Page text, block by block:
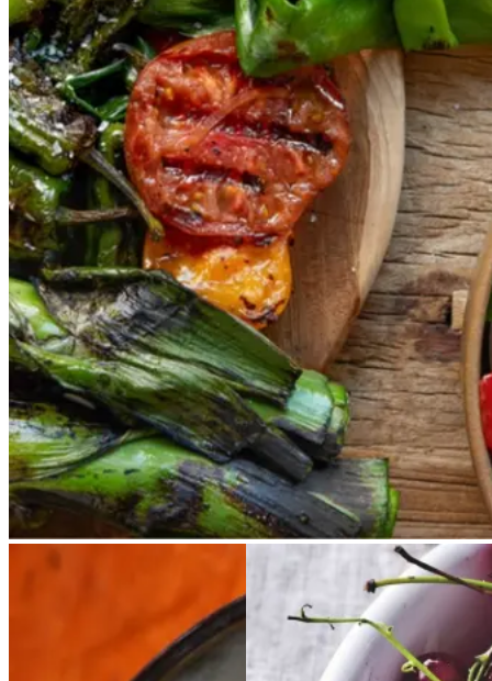
Gem opskrift
Vegansk
Vegetarisk
Vores version af den traditionelle
salat empedrat fra det catalanske
køkken. Spis den med brød som
en let frokost eller i et større
måltid som her. Salbitxada minder
noget om en anden ligeledes
catalansk sauce, romesco. I
Catalonien spises den til såkaldte
calcots, der er små porrelignende
løg. Dem griller man helt sorte, så
fjerner man den yderste skal og
dypper det fløjlsbløde løg i
saucen. Calcots er svære at
opdrive på disse kanter, men små
nye porrer kan bruges.